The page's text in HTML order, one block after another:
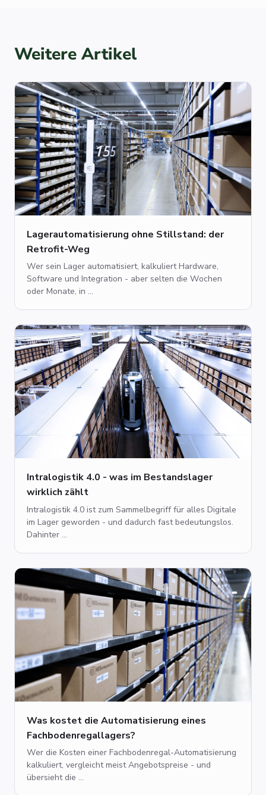
Weitere Artikel
Lagerautomatisierung ohne Stillstand: der
Retrofit-Weg
Wer sein Lager automatisiert, kalkuliert Hardware,
Software und Integration - aber selten die Wochen
oder Monate, in ...
Intralogistik 4.0 - was im Bestandslager
wirklich zählt
Intralogistik 4.0 ist zum Sammelbegriff für alles Digitale
im Lager geworden - und dadurch fast bedeutungslos.
Dahinter ...
Was kostet die Automatisierung eines
Fachbodenregallagers?
Wer die Kosten einer Fachbodenregal-Automatisierung
kalkuliert, vergleicht meist Angebotspreise - und
übersieht die ...